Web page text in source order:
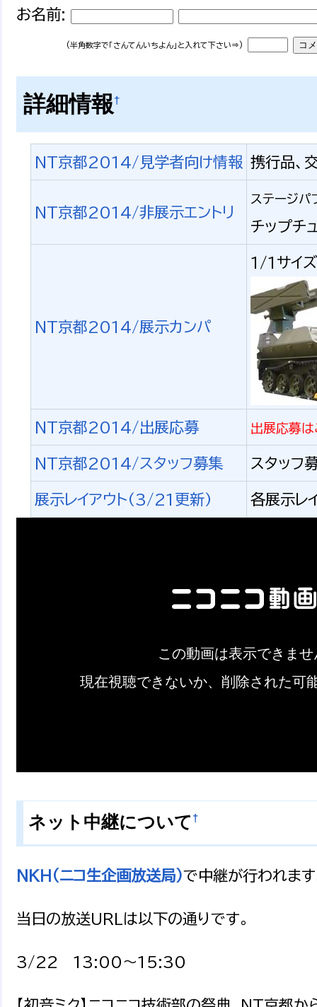
お名前:
(半角数字で「さんてんいちよん」と入れて下さい⇒)
詳細情報†
NT京都2014/見学者向け情報 携行品、
NT京都2014/非展示エントリ
ステージパ
チップチ
NT京都2014/展示カンパ
1/1サイ
NT京都2014/出展応募 出展応募は
NT京都2014/スタッフ募集 スタッフ
展示レイアウト(3/21更新) 各展示
ネット中継について †
NKH（ニコ生企画放送局）で中継が行われます
当日の放送URLは以下の通りです。
3/22 13:00～15:30